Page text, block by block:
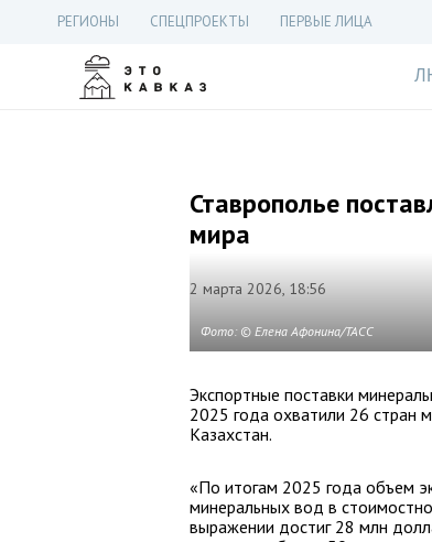
РЕГИОНЫ СПЕЦПРОЕКТЫ ПЕРВЫЕ ЛИЦА
Ставрополье
мира
2 марта 2026, 18:56
Фото: © Елена Афонина/ТАСС
Экспортные поставки
2025 года охватили 26 стран
Казахстан.
«По итогам 2025 года объем
минеральных вод в
выражении достиг 28 млн